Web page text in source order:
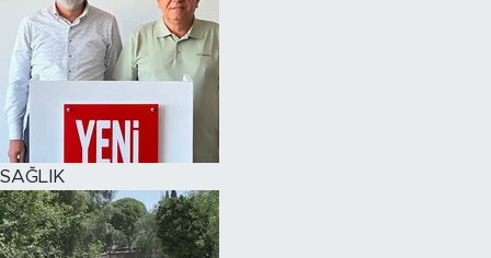
SAĞLIK